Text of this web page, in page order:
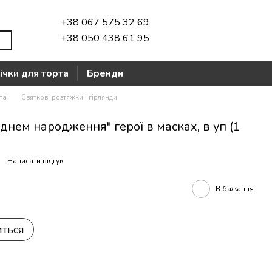
+38 067 575 32 69
+38 050 438 61 95
для торта Бренди
Святкові розтяжки і гірлянди
народження" герої в масках, в уп (1
Написати відгук
В бажання